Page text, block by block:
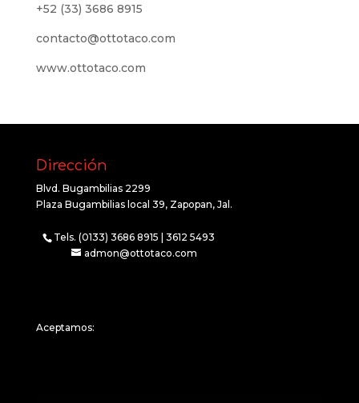
+52 (33) 3686 8915
contacto@ottotaco.com
www.ottotaco.com
Dirección
Blvd. Bugambilias 2299
Plaza Bugambilias local 39, Zapopan, Jal.
Tels. (0133) 3686 8915 | 3612 5493
admon@ottotaco.com
Aceptamos: